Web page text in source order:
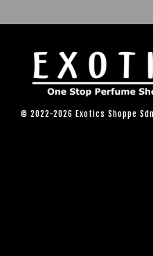
© 2022-2026 Exotics Shoppe